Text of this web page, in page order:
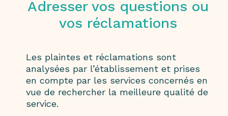
Adresser vos questions ou
vos réclamations
Les plaintes et réclamations sont
analysées par l’établissement et prises
en compte par les services concernés en
vue de rechercher la meilleure qualité de
service.